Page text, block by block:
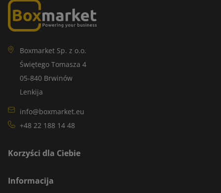
Boxmarket Sp. z o.o.
Świętego Tomasza 4
05-840 Brwinów
Lenkija
info@boxmarket.eu
+48 22 188 14 48
Korzyści dla Ciebie
Informacija